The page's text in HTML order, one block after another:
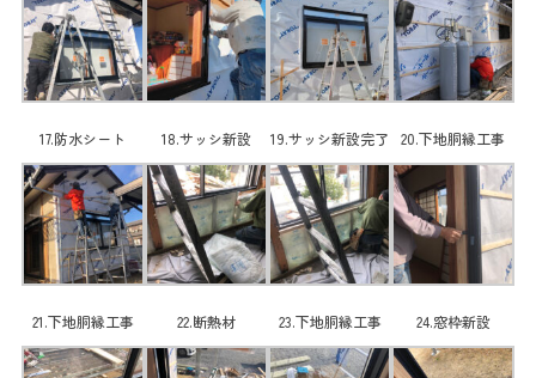
17.防水シート 18.サッシ新設 19.サッシ新設完了 20.下地胴縁工事
21.下地胴縁工事 22.断熱材 23.下地胴縁工事 24.窓枠新設